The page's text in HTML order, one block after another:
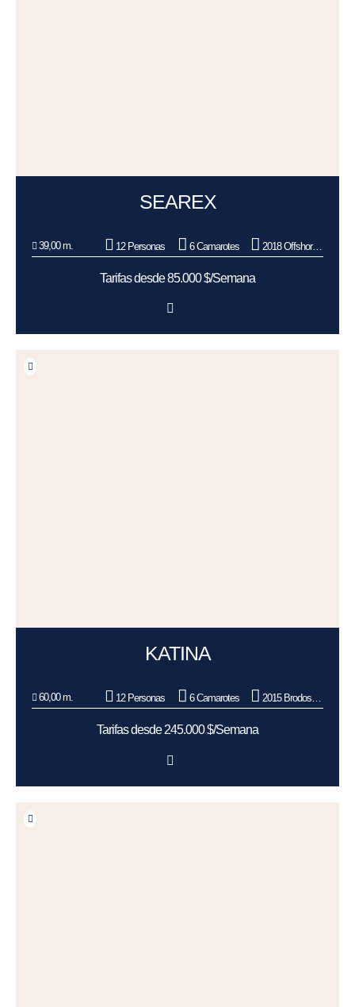
SEAREX
39,00 m. 12 Personas 6 Camarotes 2018 Offshore Yard
Tarifas desde 85.000 $/Semana
KATINA
60,00 m. 12 Personas 6 Camarotes 2015 Brodosplit BSO d.o.o.
Tarifas desde 245.000 $/Semana